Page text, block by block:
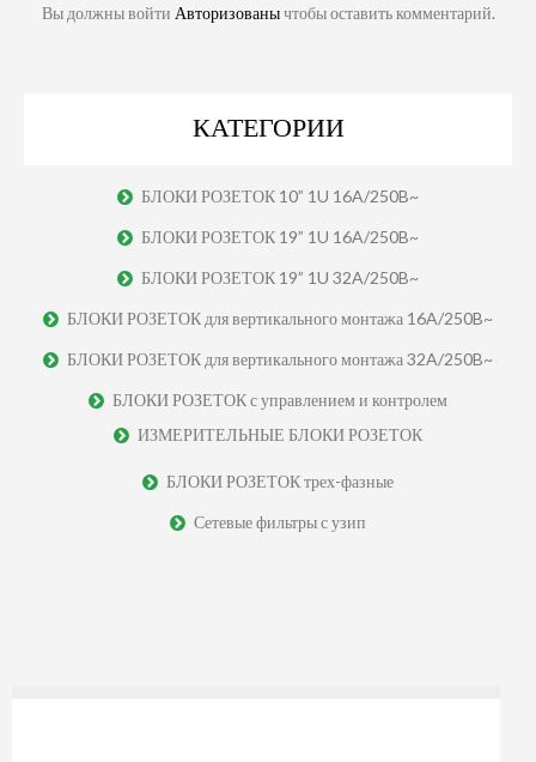
Вы должны войти Авторизованычтобы оставить комментарий.
КАТЕГОРИИ
БЛОКИ РОЗЕТОК 10” 1U 16A/250B~
БЛОКИ РОЗЕТОК 19” 1U 16A/250B~
БЛОКИ РОЗЕТОК 19” 1U 32A/250B~
БЛОКИ РОЗЕТОК для вертикального монтажа 16A/250B~
БЛОКИ РОЗЕТОК для вертикального монтажа 32A/250B~
БЛОКИ РОЗЕТОК с управлением и контролем
ИЗМЕРИТЕЛЬНЫЕ БЛОКИ РОЗЕТОК
БЛОКИ РОЗЕТОК трех-фазные
Сетевые фильтры с узип